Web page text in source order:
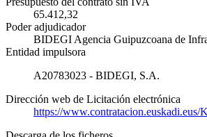
65.412,32
Poder adjudicador
BIDEGI Agencia Guipuzcoana de
Entidad impulsora
A20783023 - BIDEGI, S.A.
Dirección web de Licitación electrónica
https://www.contratacion.euskadi.eus/